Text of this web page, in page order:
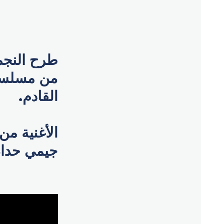
طرح
من
القادم.
الأغنية
جيمي